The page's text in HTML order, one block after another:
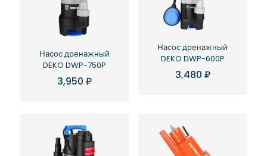
Насос дренажный
DEKO DWP-750P
3,950 ₽
Насос дренажный
DEKO DWP-600P
3,480 ₽